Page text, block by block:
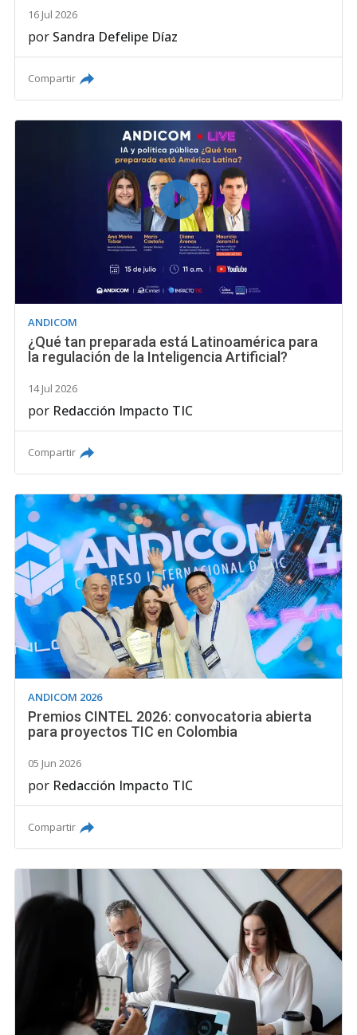
16 Jul 2026
por Sandra Defelipe Díaz
Compartir
ANDICOM
¿Qué tan preparada está Latinoamérica para
la regulación de la Inteligencia Artificial?
14 Jul 2026
por Redacción Impacto TIC
Compartir
ANDICOM 2026
Premios CINTEL 2026: convocatoria abierta
para proyectos TIC en Colombia
05 Jun 2026
por Redacción Impacto TIC
Compartir